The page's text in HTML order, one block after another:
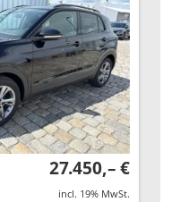
27.450,– €
incl. 19% MwSt.